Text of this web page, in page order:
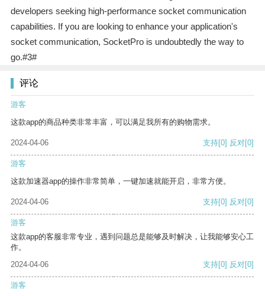
developers seeking high-performance socket communication
capabilities. If you are looking to enhance your application's
socket communication, SocketPro is undoubtedly the way to
go.#3#
评论
游客
这款app的商品种类非常丰富，可以满足我所有的购物需求。
2024-04-06 支持[0] 反对[0]
游客
这款加速器app的操作非常简单，一键加速就能开启，非常方便。
2024-04-06 支持[0] 反对[0]
游客
这款app的客服非常专业，遇到问题总是能够及时解决，让我能够安心工
作。
2024-04-06
支持[0] 反对[0]
游客